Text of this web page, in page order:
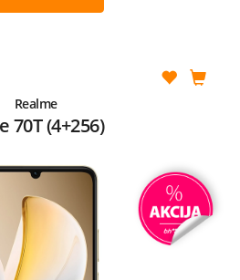
Realme
70T (4+256)